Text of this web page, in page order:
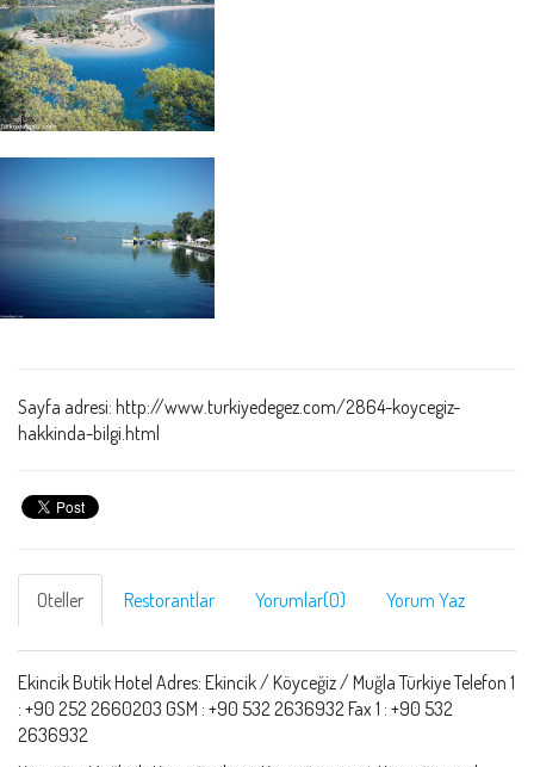
Sayfa adresi: http://www.turkiyedegez.com/2864-koycegiz-
hakkinda-bilgi.html
Oteller Restorantlar Yorumlar(0) Yorum Yaz
Ekincik Butik Hotel Adres: Ekincik / Köyceğiz / Muğla Türkiye Telefon 1
: +90 252 2660203 GSM : +90 532 2636932 Fax 1 : +90 532
2636932